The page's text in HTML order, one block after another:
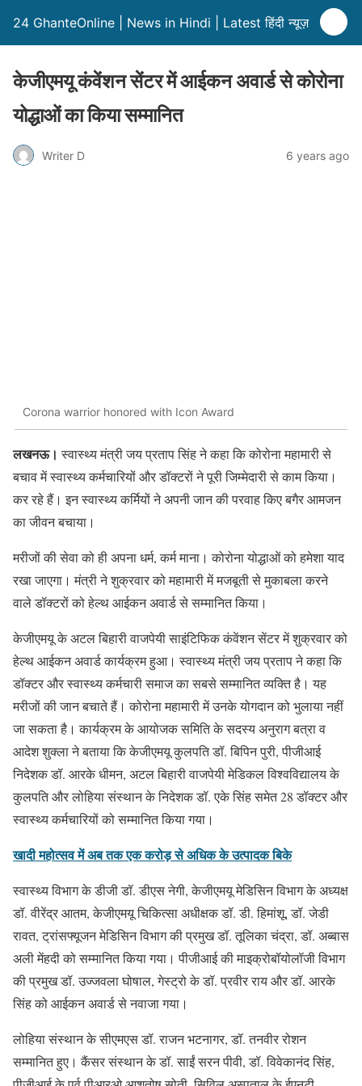
24 GhanteOnline | News in Hindi | Latest हिंदी न्यूज़
केजीएमयू कंवेंशन सेंटर में आईकन अवार्ड से कोरोना
योद्धाओं का किया सम्मानित
Writer D 6 years ago
Corona warrior honored with Icon Award
लखनऊ। स्वास्थ्य मंत्री जय प्रताप सिंह ने कहा कि कोरोना महामारी से
बचाव में स्वास्थ्य कर्मचारियों और डॉक्टरों ने पूरी जिम्मेदारी से काम किया।
कर रहे हैं। इन स्वास्थ्य कर्मियों ने अपनी जान की परवाह किए बगैर आमजन
का जीवन बचाया।
मरीजों की सेवा को ही अपना धर्म, कर्म माना। कोरोना योद्धाओं को हमेशा याद
रखा जाएगा। मंत्री ने शुक्रवार को महामारी में मजबूती से मुकाबला करने
वाले डॉक्टरों को हेल्थ आईकन अवार्ड से सम्मानित किया।
केजीएमयू के अटल बिहारी वाजपेयी साइंटिफिक कंवेंशन सेंटर में शुक्रवार को
हेल्थ आईकन अवार्ड कार्यक्रम हुआ। स्वास्थ्य मंत्री जय प्रताप ने कहा कि
डॉक्टर और स्वास्थ्य कर्मचारी समाज का सबसे सम्मानित व्यक्ति है। यह
मरीजों की जान बचाते हैं। कोरोना महामारी में उनके योगदान को भुलाया नहीं
जा सकता है। कार्यक्रम के आयोजक समिति के सदस्य अनुराग बत्रा व
आदेश शुक्ला ने बताया कि केजीएमयू कुलपति डॉ. बिपिन पुरी, पीजीआई
निदेशक डॉ. आरके धीमन, अटल बिहारी वाजपेयी मेडिकल विश्वविद्यालय के
कुलपति और लोहिया संस्थान के निदेशक डॉ. एके सिंह समेत 28 डॉक्टर और
स्वास्थ्य कर्मचारियों को सम्मानित किया गया।
खादी महोत्सव में अब तक एक करोड़ से अधिक के उत्पादक बिके
स्वास्थ्य विभाग के डीजी डॉ. डीएस नेगी, केजीएमयू मेडिसिन विभाग के अध्यक्ष
डॉ. वीरेंद्र आतम, केजीएमयू चिकित्सा अधीक्षक डॉ. डी. हिमांशू, डॉ. जेडी
रावत, ट्रांसफ्यूजन मेडिसिन विभाग की प्रमुख डॉ. तूलिका चंद्रा, डॉ. अब्बास
अली मेंहदी को सम्मानित किया गया। पीजीआई की माइक्रोबॉयोलॉजी विभाग
की प्रमुख डॉ. उज्जवला घोषाल, गेस्ट्रो के डॉ. प्रवीर राय और डॉ. आरके
सिंह को आईकन अवार्ड से नवाजा गया।
लोहिया संस्थान के सीएमएस डॉ. राजन भटनागर, डॉ. तनवीर रोशन
सम्मानित हुए। कैंसर संस्थान के डॉ. साईं सरन पीवी, डॉ. विवेकानंद सिंह,